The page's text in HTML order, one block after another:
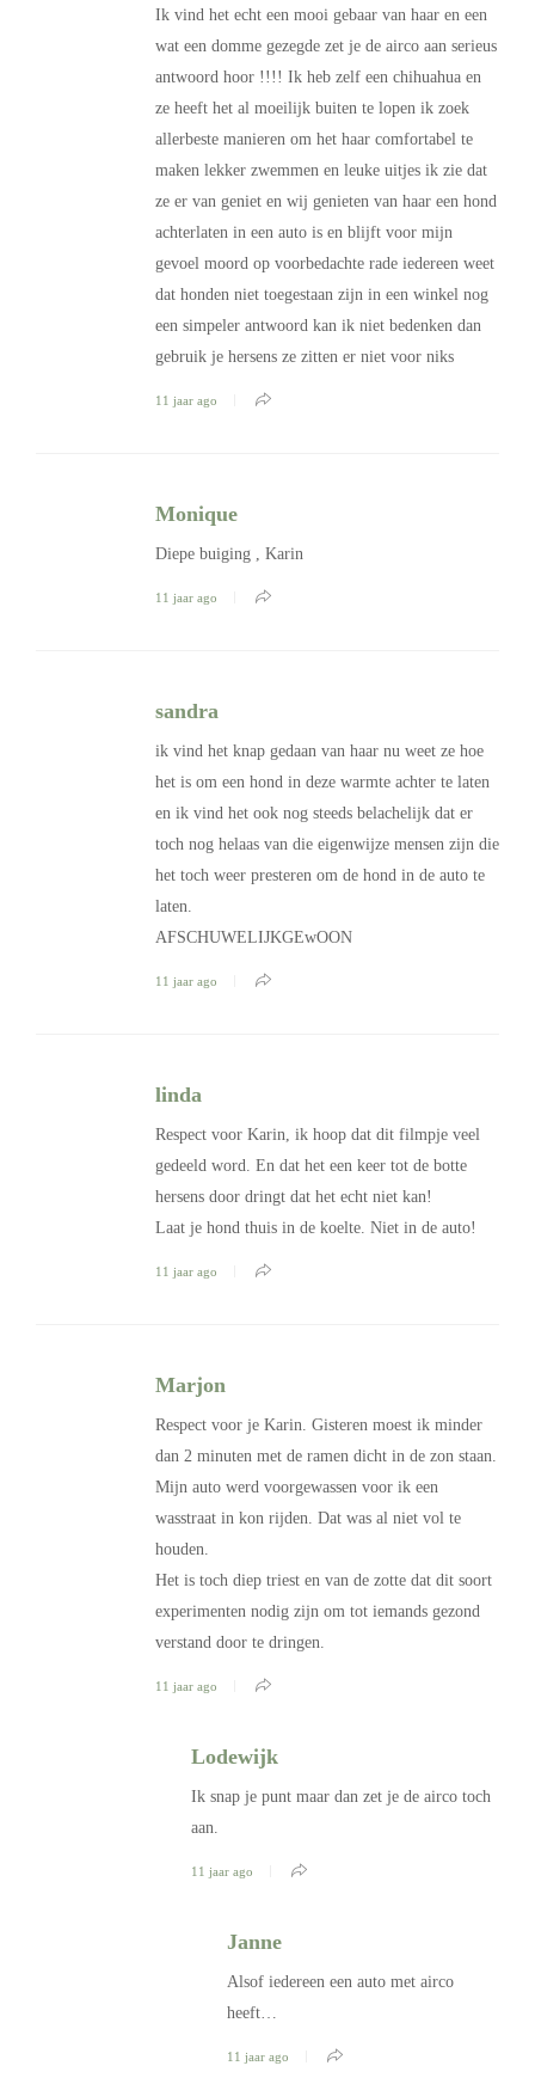
Ik vind het echt een mooi gebaar van haar en een
wat een domme gezegde zet je de airco aan serieus
antwoord hoor !!!! Ik heb zelf een chihuahua en
ze heeft het al moeilijk buiten te lopen ik zoek
allerbeste manieren om het haar comfortabel te
maken lekker zwemmen en leuke uitjes ik zie dat
ze er van geniet en wij genieten van haar een hond
achterlaten in een auto is en blijft voor mijn
gevoel moord op voorbedachte rade iedereen weet
dat honden niet toegestaan zijn in een winkel nog
een simpeler antwoord kan ik niet bedenken dan
gebruik je hersens ze zitten er niet voor niks
11 jaar ago
Monique
Diepe buiging , Karin
11 jaar ago
sandra
ik vind het knap gedaan van haar nu weet ze hoe
het is om een hond in deze warmte achter te laten
en ik vind het ook nog steeds belachelijk dat er
toch nog helaas van die eigenwijze mensen zijn die
het toch weer presteren om de hond in de auto te
laten.
AFSCHUWELIJKGEwOON
11 jaar ago
linda
Respect voor Karin, ik hoop dat dit filmpje veel
gedeeld word. En dat het een keer tot de botte
hersens door dringt dat het echt niet kan!
Laat je hond thuis in de koelte. Niet in de auto!
11 jaar ago
Marjon
Respect voor je Karin. Gisteren moest ik minder
dan 2 minuten met de ramen dicht in de zon staan.
Mijn auto werd voorgewassen voor ik een
wasstraat in kon rijden. Dat was al niet vol te
houden.
Het is toch diep triest en van de zotte dat dit soort
experimenten nodig zijn om tot iemands gezond
verstand door te dringen.
11 jaar ago
Lodewijk
Ik snap je punt maar dan zet je de airco toch
aan.
11 jaar ago
Janne
Alsof iedereen een auto met airco
heeft…
11 jaar ago